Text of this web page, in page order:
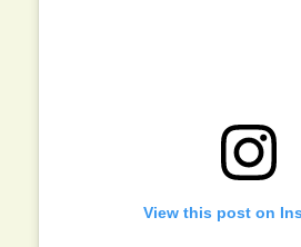
View this post on